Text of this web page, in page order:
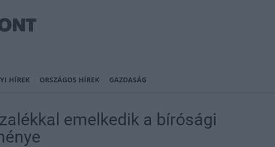
HÍREK ORSZÁGOS HÍREK GAZDASÁG
emelkedik a bírósági